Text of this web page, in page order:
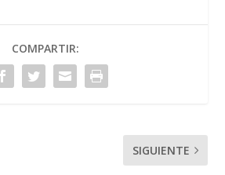
COMPARTIR:
SIGUIENTE